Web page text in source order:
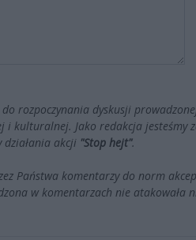
rozpoczynania dyskusji
i kulturalnej. Jako redakcja jesteśmy
akcji "Stop hejt".
Państwa komentarzy do norm
w komentarzach nie atakowała